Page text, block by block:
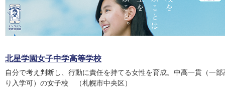
北星学園女子中学高等学校
自分で考え判断し、行動に責任を持てる女性を育成。中高一貫（一部
り入学可）の女子校 （札幌市中央区）